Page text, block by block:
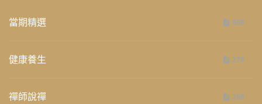
當期精選 658
健康養生 276
禪師說禪 268